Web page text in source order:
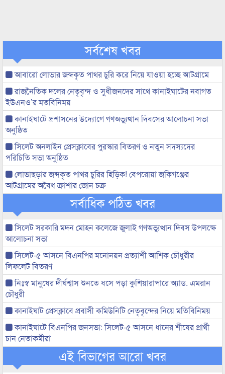
সর্বশেষ খবর
আবারো লোভার জব্দকৃত পাথর চুরি করে নিয়ে যাওয়া হচ্ছে আটগ্রামে
রাজনৈতিক দলের নেতৃবৃন্দ ও সুধীজনদের সাথে কানাইঘাটের নবাগত
ইউএনও’র মতবিনিময়
কানাইঘাটে প্রশাসনের উদ্যোগে গণঅভ্যুত্থান দিবসের আলোচনা সভা
অনুষ্ঠিত
সিলেট অনলাইন প্রেসক্লাবের পুরস্কার বিতরণ ও নতুন সদস্যদের
পরিচিতি সভা অনুষ্ঠিত
লোভাছড়ার জব্দকৃত পাথর চুরির হিড়িক! বেপরোয়া জকিগঞ্জের
আটগ্রামের অবৈধ ক্রাশার জোন চক্র
সর্বাধিক পঠিত খবর
সিলেট সরকারি মদন মোহন কলেজে জুলাই গণঅভ্যুত্থান দিবস উপলক্ষে
আলোচনা সভা
সিলেট-৫ আসনে বিএনপির মনোনয়ন প্রত্যাশী আশিক চৌধুরীর
লিফলেট বিতরণ
নিঃস্ব মানুষের দীর্ঘশ্বাস শুনতে ধসে পড়া কুশিয়ারাপারে অ্যাড. এমরান
চৌধুরী
কানাইঘাট প্রেসক্লাবে প্রবাসী কমিউনিটি নেতৃবৃন্দের নিয়ে মতিবিনিময়
কানাইঘাটে বিএনপির জনসভা: সিলেট-৫ আসনে ধানের শীষের প্রার্থী
চান নেতাকর্মীরা
এই বিভাগের আরো খবর